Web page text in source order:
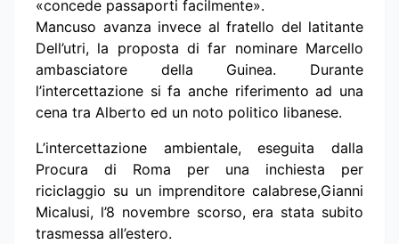
«concede passaporti facilmente».
Mancuso avanza invece al fratello del latitante
Dell’utri, la proposta di far nominare Marcello
ambasciatore della Guinea. Durante
l’intercettazione si fa anche riferimento ad una
cena tra Alberto ed un noto politico libanese.
L’intercettazione ambientale, eseguita dalla
Procura di Roma per una inchiesta per
riciclaggio su un imprenditore calabrese,Gianni
Micalusi, l’8 novembre scorso, era stata subito
trasmessa all’estero.